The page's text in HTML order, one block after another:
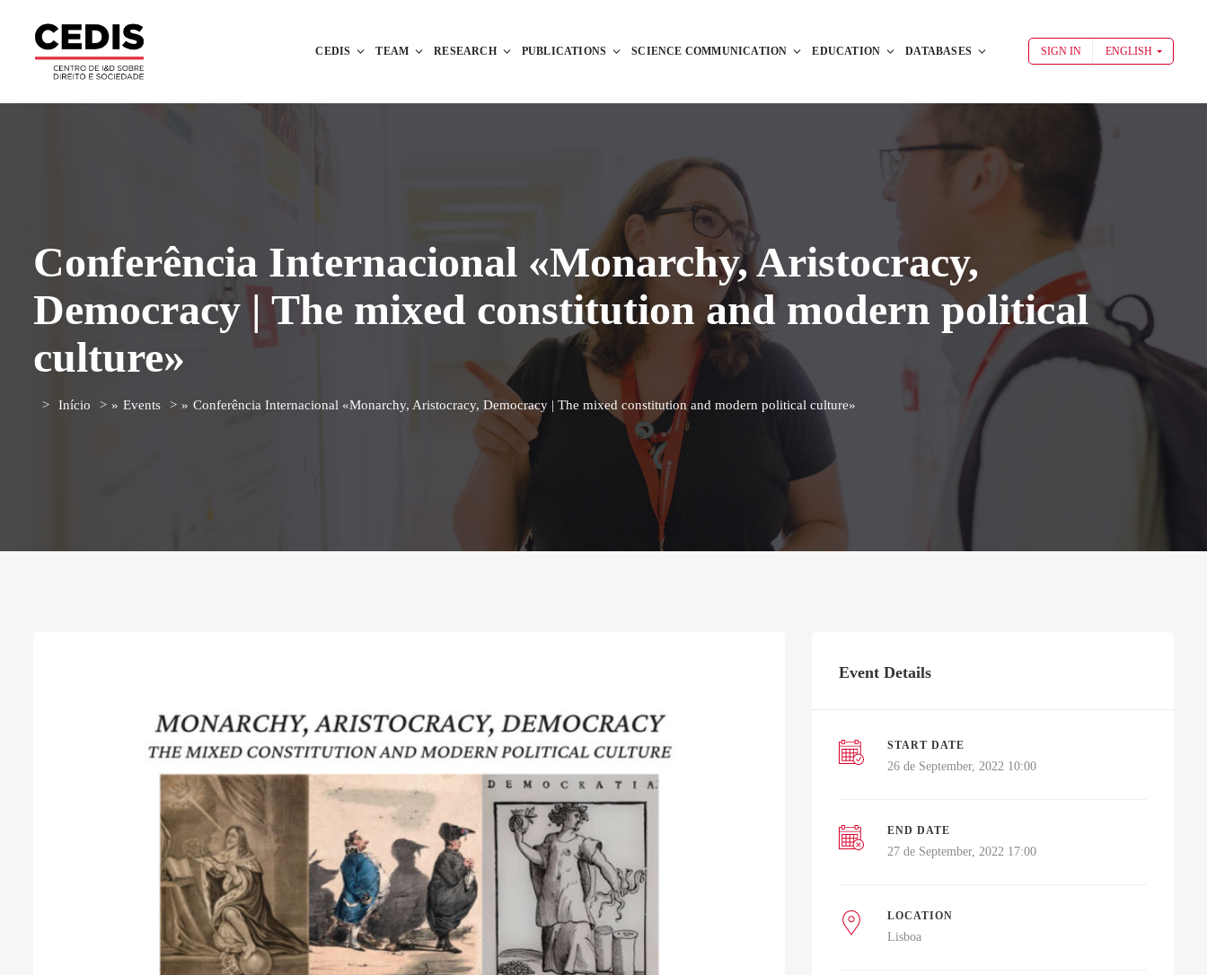
CEDIS TEAM RESEARCH PUBLICATIONS SCIENCE COMMUNICATION EDUCATION DATABASES SIGN IN ENGLISH
Conferência Internacional «Monarchy, Aristocracy,
Democracy | The mixed constitution and modern political
culture»
Início » Events » Conferência Internacional «Monarchy, Aristocracy, Democracy | The mixed constitution and modern political culture»
Event Details
START DATE
26 de September, 2022 10:00
END DATE
27 de September, 2022 17:00
LOCATION
Lisboa